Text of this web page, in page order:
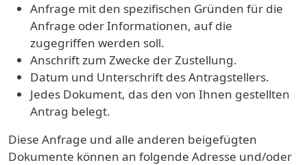
Anfrage mit den spezifischen Gründen für die
Anfrage oder Informationen, auf die
zugegriffen werden soll.
Anschrift zum Zwecke der Zustellung.
Datum und Unterschrift des Antragstellers.
Jedes Dokument, das den von Ihnen gestellten
Antrag belegt.
Diese Anfrage und alle anderen beigefügten
Dokumente können an folgende Adresse und/oder